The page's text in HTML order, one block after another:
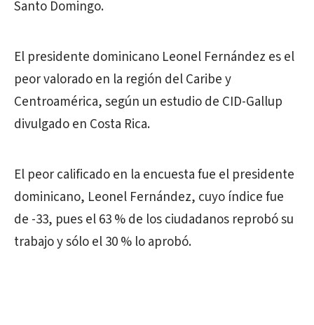
Santo Domingo.
El presidente dominicano Leonel Fernández es el
peor valorado en la región del Caribe y
Centroamérica, según un estudio de CID-Gallup
divulgado en Costa Rica.
El peor calificado en la encuesta fue el presidente
dominicano, Leonel Fernández, cuyo índice fue
de -33, pues el 63 % de los ciudadanos reprobó su
trabajo y sólo el 30 % lo aprobó.